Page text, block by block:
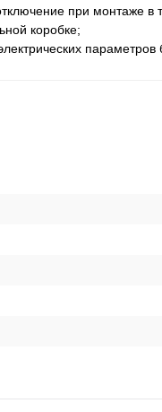
при монтаже в
коробке;